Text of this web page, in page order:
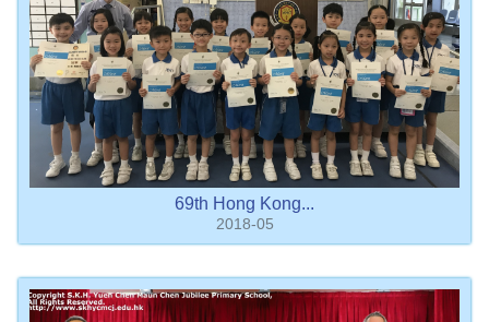
69th Hong Kong...
2018-05